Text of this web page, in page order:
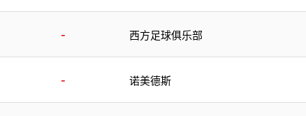
- 西方足球俱乐部
- 诺美德斯